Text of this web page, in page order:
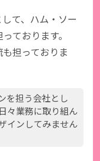
て、ハム・ソー
ております。
担っておりま
を担う会社とし
々業務に取り組ん
インしてみません